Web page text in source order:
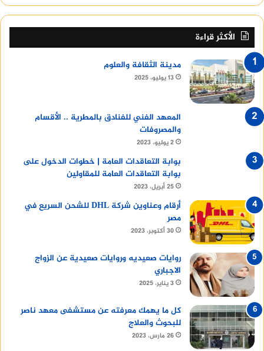
2. تطبيقات الخلفية واستنزاف الـ RAM
الصامت
عندما تخرج من تطبيق ما، فإنه لا ينتهي دائمًا.
العديد من التطبيقات (خاصة تطبيقات التواصل
الاجتماعي، وتطبيقات تحسين النظام الوهمية،
والألعاب) تظل تعمل في الخلفية لجمع البيانات، أو
إرسال الإشعارات، أو تحديث الموقع الجغرافي.
تراكم هذه التطبيقات يستهلك طاقة المعالج
مما يجعل الهاتف يبدو بطيئًا وثقيل الاستجابة
حتى أثناء تصفح الواجهة الرئيسية.
3. تطبيقات تحسين الأداء الوهمية (Task
Killers / RAM Boosters)
من أكبر الأخطاء التي يقع فيها المستخدم لتسريع
هاتفه هو تحميل تطبيقات تزعم أنها تقوم بـ
تنظيف الهاتف وتسريع الذاكرة بنقرة زر. هذه
التطبيقات تقوم بإغلاق تطبيقات الخلفية بالقوة،
وبما أن تلك التطبيقات مصممة لتعيد تشغيل
نفسها تلقائيًا، يدخل الهاتف في حلقة مفرغة:
“التطبيق يحاول العمل -> البرنامج يغلقه ->
الأكثر قراءة
مدينة الثقافة والعلوم
13 يوليو، 2025
المعهد الفني للفنادق بالمطرية .. الأقسام
والمصروفات
2 يوليو، 2023
بوابة التعاقدات العامة | خطوات الدخول على
بوابة التعاقدات العامة للمقاولين
25 أبريل، 2023
أرقام وعناوين شركة DHL للشحن السريع في
مصر
30 أكتوبر، 2023
روايات صعيديه وروايات صعيدية عن الزواج
الاجباري
3 يناير، 2025
كل ما يهمك معرفته عن مستشفى معهد ناصر
للبحوث والعلاج
26 مارس، 2023